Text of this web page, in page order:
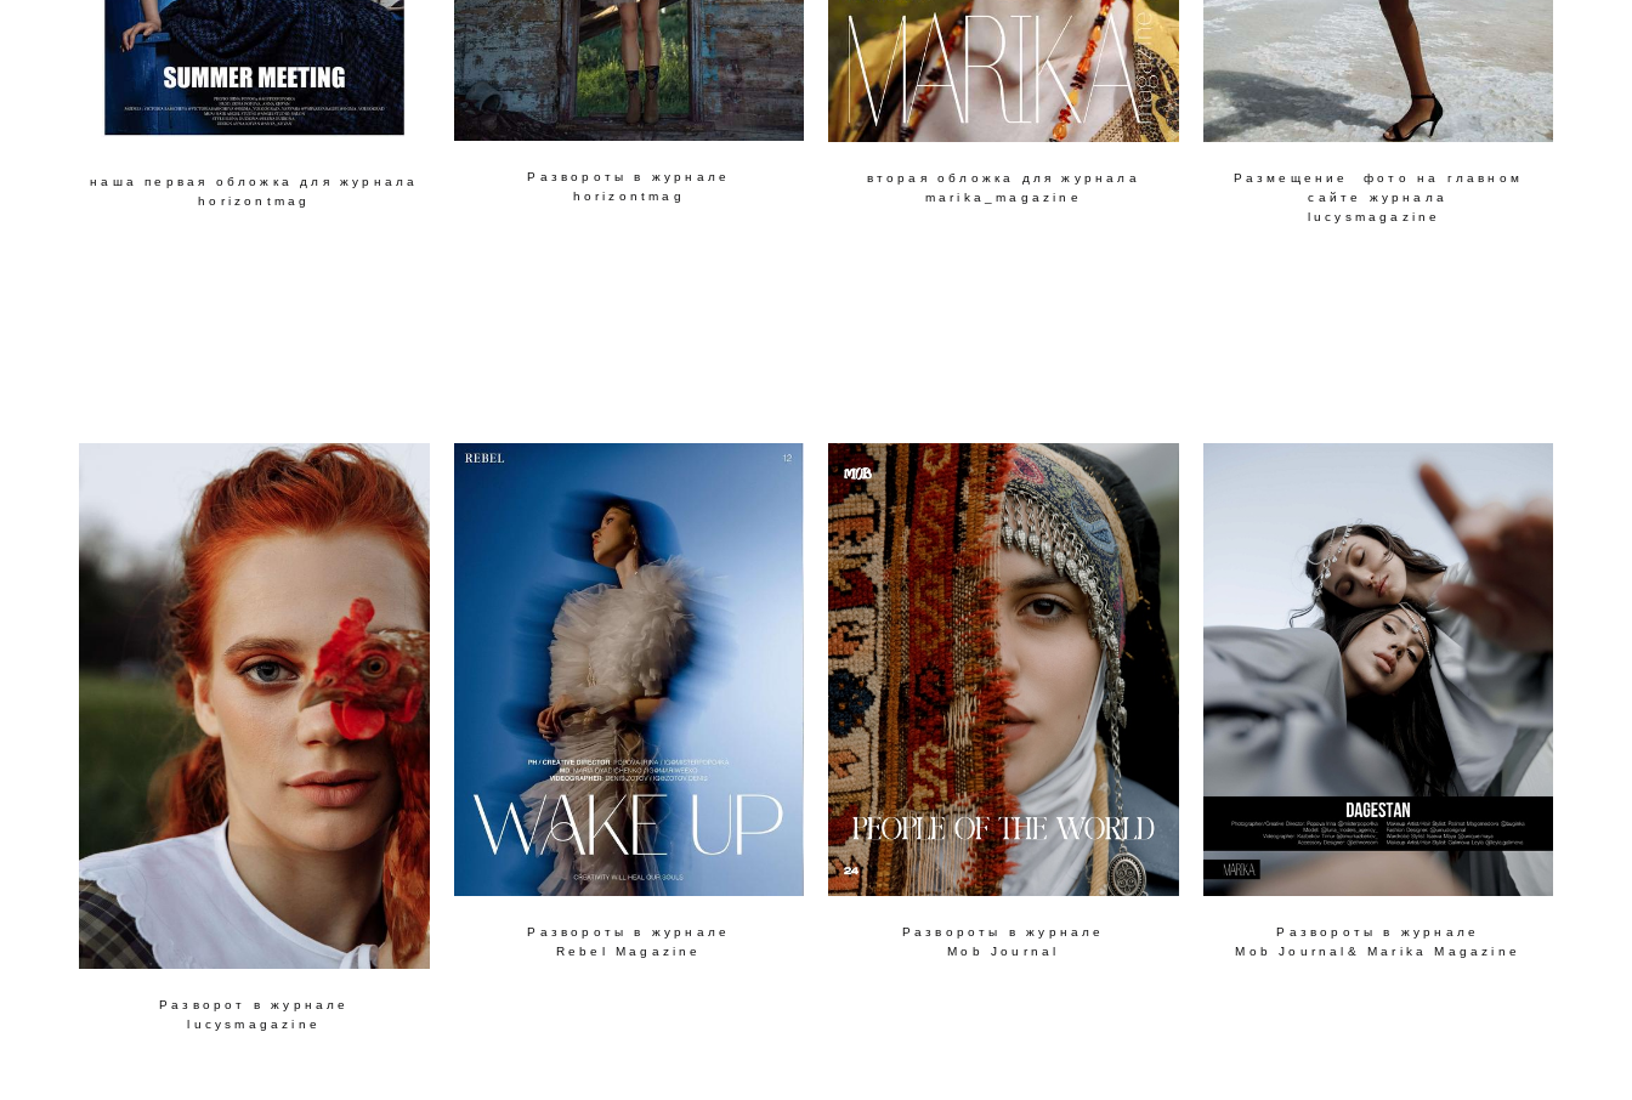
наша первая обложка для журнала
horizontmag
Развороты в журнале
horizontmag
вторая обложка для журнала
marika_magazine
Размещение фото на главном
сайте журнала
lucysmagazine
Разворот в журнале
lucysmagazine
Развороты в журнале
Rebel Magazine
Развороты в журнале
Mob Journal
Развороты в журнале
Mob Journal& Marika Magazine